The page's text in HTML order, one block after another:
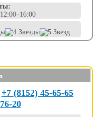
+7 (8152) 45-65-65
20